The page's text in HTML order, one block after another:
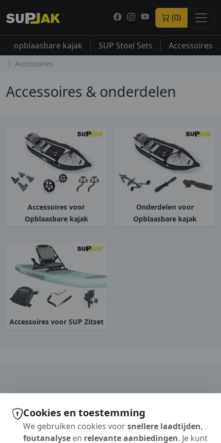
(0)
opblaasbare kajak SUP Stoel Sets Accessoires
Accessoires
Accessoires & onderdelen
Accessoires voor
Opblaasbare kajak
Onderdelen voor
Opblaasbare kajak
Accessoires voor SUP Zitset
Cookies en toestemming
We gebruiken cookies voorsnellere laadtijden,
foutanalyse en relevante aanbiedingen. Je kunt